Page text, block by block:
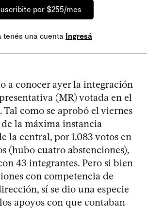
por $255/mes
tenés una cuenta Ingresá
a conocer ayer la integración
(MR) votada en el
Tal como se aprobó el viernes
la máxima instancia
la central, por 1.083 votos en
(hubo cuatro abstenciones),
43 integrantes. Pero si bien
con competencia de
sí se dio una especie
apoyos con que contaban